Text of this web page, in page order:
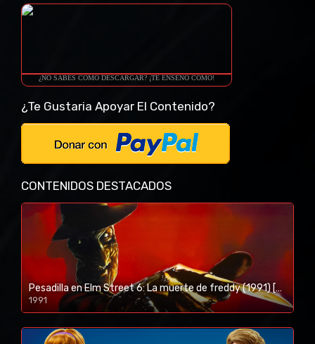
¿NO SABES COMO DESCARGAR? ¡TE ENSEÑO COMO!
¿Te Gustaria Apoyar El Contenido?
CONTENIDOS DESTACADOS
Pesadilla en Elm Street 6: La muerte de freddy (1991) [BR-RIP] [HD-1080p]
1991